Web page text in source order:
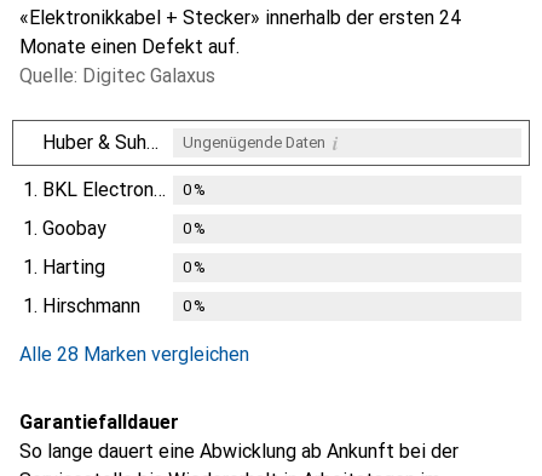
«Elektronikkabel + Stecker» innerhalb der ersten 24
Monate einen Defekt auf.
Quelle: Digitec Galaxus
Huber & Suhner Ungenügende Daten i
1. BKL Electronic 0%
1. Goobay 0%
1. Harting 0%
1. Hirschmann 0%
Alle 28 Marken vergleichen
Garantiefalldauer
So lange dauert eine Abwicklung ab Ankunft bei der